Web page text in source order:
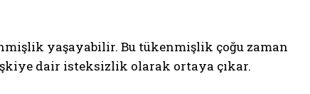
yaşayabilir. Bu tükenmişlik çoğu zaman
dair isteksizlik olarak ortaya çıkar.